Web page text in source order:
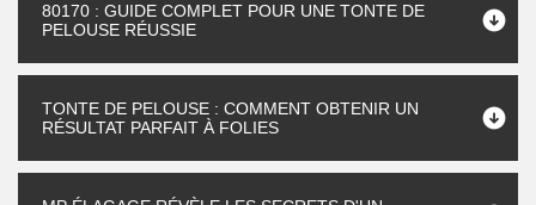
80170 : GUIDE COMPLET POUR UNE TONTE DE
PELOUSE RÉUSSIE
TONTE DE PELOUSE : COMMENT OBTENIR UN
RÉSULTAT PARFAIT À FOLIES